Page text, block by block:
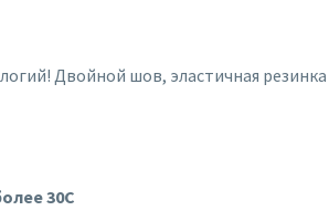
Двойной шов, эластичная резинка
30С